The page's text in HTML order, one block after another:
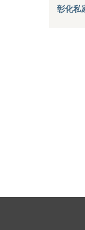
彰化私